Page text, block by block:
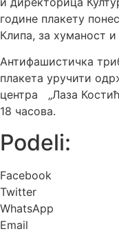
године плакету
Клипа, за хуманост
Антифашистичка
плакета уручити
центра „Лаза
18 часова.
Podeli:
Facebook
Twitter
WhatsApp
Email